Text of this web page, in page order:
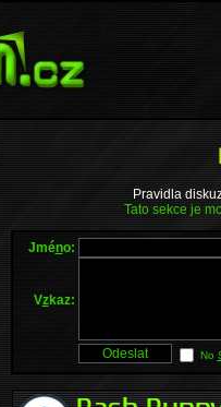
Pravidla
Tato sekce je
Jméno:
Vzkaz:
No